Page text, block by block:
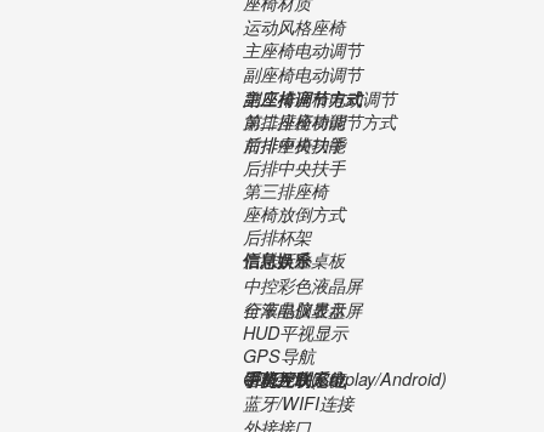
运动风格座椅
主座椅电动调节
副座椅电动调节
主座椅调节方式
副座椅调节方式
第二排座椅电动调节
第二排座椅调节方式
前排座椅功能
后排座椅功能
前排中央扶手
后排中央扶手
第三排座椅
座椅放倒方式
后排杯架
后排折叠桌板
信息娱乐
中控彩色液晶屏
全液晶仪表盘
行车电脑显示屏
HUD平视显示
GPS导航
智能互联定位
语音控制
手机互联(Carplay/Android)
手机无线充电
手势控制系统
CD/DVD
蓝牙/WIFI连接
外接接口